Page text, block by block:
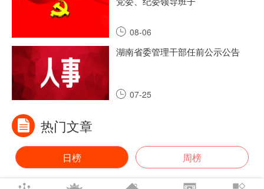
08-06
湖南省委管理干部任前公示公告
07-25
热门文章
日榜 周榜